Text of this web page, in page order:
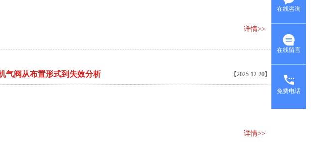
详情>>
气阀从布置形式到失效分析 【2025-12-20】
详情>>
在线咨询
在线留言
免费电话